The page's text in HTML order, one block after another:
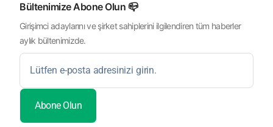
Bültenimize Abone Olun 📪
Girişimci adaylarını ve şirket sahiplerini ilgilendiren tüm haberler
aylık bültenimizde.